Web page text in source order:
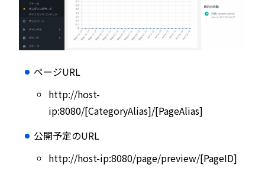
ページURL
http://host-
ip:8080/[CategoryAlias]/[PageAlias]
公開予定のURL
http://host-ip:8080/page/preview/[PageID]